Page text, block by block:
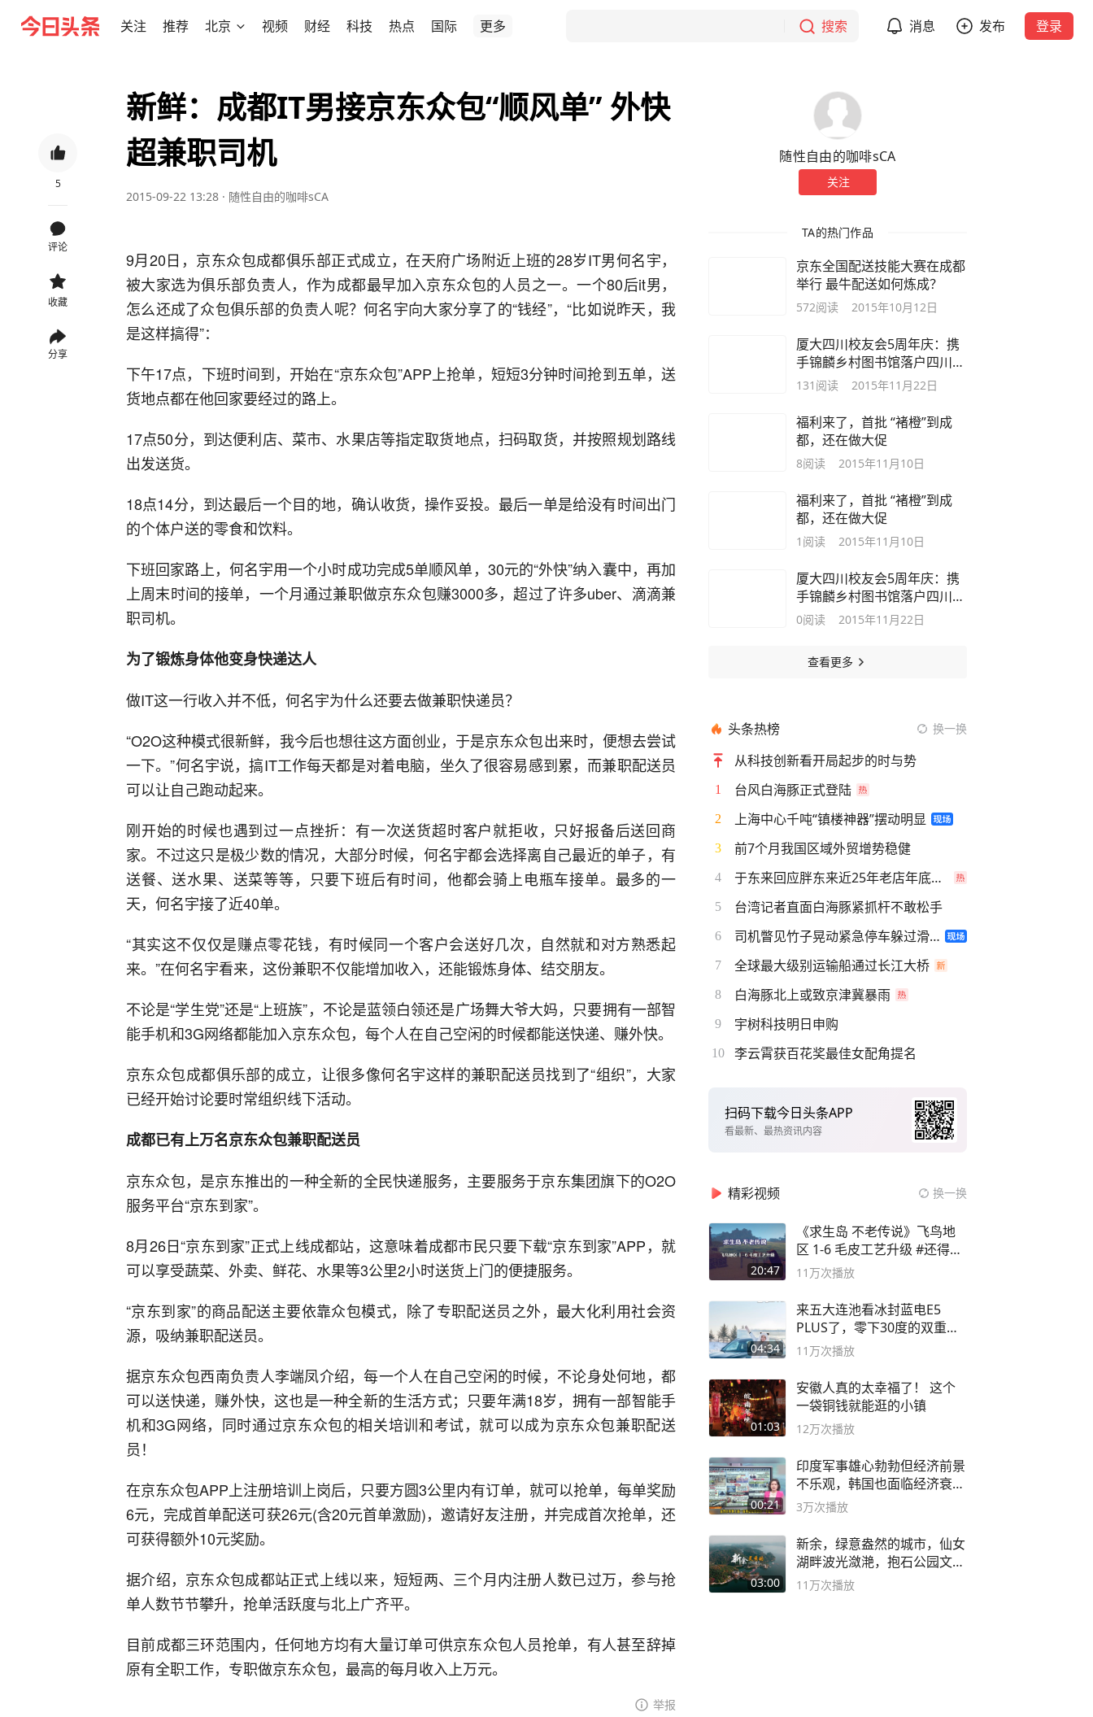
关注 推荐 北京 视频 财经 科技 热点 国际 更多 搜索 消息 发布 登录
5
评论
收藏
分享
新鲜：成都IT男接京东众包“顺风单” 外快
超兼职司机
2015-09-22 13:28 · 随性自由的咖啡sCA
9月20日，京东众包成都俱乐部正式成立，在天府广场附近上班的28岁IT男何名宇，
被大家选为俱乐部负责人，作为成都最早加入京东众包的人员之一。一个80后it男，
怎么还成了众包俱乐部的负责人呢？何名宇向大家分享了的“钱经”，“比如说昨天，我
是这样搞得”：
下午17点，下班时间到，开始在“京东众包”APP上抢单，短短3分钟时间抢到五单，送
货地点都在他回家要经过的路上。
17点50分，到达便利店、菜市、水果店等指定取货地点，扫码取货，并按照规划路线
出发送货。
18点14分，到达最后一个目的地，确认收货，操作妥投。最后一单是给没有时间出门
的个体户送的零食和饮料。
下班回家路上，何名宇用一个小时成功完成5单顺风单，30元的“外快”纳入囊中，再加
上周末时间的接单，一个月通过兼职做京东众包赚3000多，超过了许多uber、滴滴兼
职司机。
为了锻炼身体他变身快递达人
做IT这一行收入并不低，何名宇为什么还要去做兼职快递员？
“O2O这种模式很新鲜，我今后也想往这方面创业，于是京东众包出来时，便想去尝试
一下。”何名宇说，搞IT工作每天都是对着电脑，坐久了很容易感到累，而兼职配送员
可以让自己跑动起来。
刚开始的时候也遇到过一点挫折：有一次送货超时客户就拒收，只好报备后送回商
家。不过这只是极少数的情况，大部分时候，何名宇都会选择离自己最近的单子，有
送餐、送水果、送菜等等，只要下班后有时间，他都会骑上电瓶车接单。最多的一
天，何名宇接了近40单。
“其实这不仅仅是赚点零花钱，有时候同一个客户会送好几次，自然就和对方熟悉起
来。”在何名宇看来，这份兼职不仅能增加收入，还能锻炼身体、结交朋友。
不论是“学生党”还是“上班族”，不论是蓝领白领还是广场舞大爷大妈，只要拥有一部智
能手机和3G网络都能加入京东众包，每个人在自己空闲的时候都能送快递、赚外快。
京东众包成都俱乐部的成立，让很多像何名宇这样的兼职配送员找到了“组织”，大家
已经开始讨论要时常组织线下活动。
成都已有上万名京东众包兼职配送员
京东众包，是京东推出的一种全新的全民快递服务，主要服务于京东集团旗下的O2O
服务平台“京东到家”。
8月26日“京东到家”正式上线成都站，这意味着成都市民只要下载“京东到家”APP，就
可以享受蔬菜、外卖、鲜花、水果等3公里2小时送货上门的便捷服务。
“京东到家”的商品配送主要依靠众包模式，除了专职配送员之外，最大化利用社会资
源，吸纳兼职配送员。
据京东众包西南负责人李端凤介绍，每一个人在自己空闲的时候，不论身处何地，都
可以送快递，赚外快，这也是一种全新的生活方式；只要年满18岁，拥有一部智能手
机和3G网络，同时通过京东众包的相关培训和考试，就可以成为京东众包兼职配送
员！
在京东众包APP上注册培训上岗后，只要方圆3公里内有订单，就可以抢单，每单奖励
6元，完成首单配送可获26元(含20元首单激励)，邀请好友注册，并完成首次抢单，还
可获得额外10元奖励。
据介绍，京东众包成都站正式上线以来，短短两、三个月内注册人数已过万，参与抢
单人数节节攀升，抢单活跃度与北上广齐平。
目前成都三环范围内，任何地方均有大量订单可供京东众包人员抢单，有人甚至辞掉
原有全职工作，专职做京东众包，最高的每月收入上万元。
举报
随性自由的咖啡sCA
关注
TA的热门作品
京东全国配送技能大赛在成都
举行 最牛配送如何炼成？
572阅读 2015年10月12日
厦大四川校友会5周年庆：携
手锦麟乡村图书馆落户四川
(多图)
131 阅读 2015年11月22日
福利来了，首批 “褚橙”到成
都，还在做大促
8阅读 2015年11月10日
福利来了，首批 “褚橙”到成
都，还在做大促
1 阅读 2015年11月10日
厦大四川校友会5周年庆：携
手锦麟乡村图书馆落户四川
(多图)
0阅读 2015年11月22日
查看更多
头条热榜 换一换
从科技创新看开局起步的时与势
1 台风白海豚正式登陆
2 上海中心千吨“镇楼神器”摆动明显
3 前7个月我国区域外贸增势稳健
4 于东来回应胖东来近25年老店年底关闭
5 台湾记者直面白海豚紧抓杆不敢松手
6 司机瞥见竹子晃动紧急停车躲过滑坡
7 全球最大级别运输船通过长江大桥
8 白海豚北上或致京津冀暴雨
9 宇树科技明日申购
10 李云霄获百花奖最佳女配角提名
扫码下载今日头条APP
看最新、最热资讯内容
精彩视频 换一换
20:47
《求生岛 不老传说》飞鸟地
区 1-6 毛皮工艺升级 #还得是
主机大作
11万次播放
04:34
来五大连池看冰封蓝电E5
PLUS了，零下30度的双重冰
封40小时全录
11万次播放
01:03
安徽人真的太幸福了！ 这个
一袋铜钱就能逛的小镇
12万次播放
00:21
印度军事雄心勃勃但经济前景
不乐观，韩国也面临经济衰退
风险
3万次播放
03:00
新余，绿意盎然的城市，仙女
湖畔波光潋滟，抱石公园文化
深邃……
11万次播放